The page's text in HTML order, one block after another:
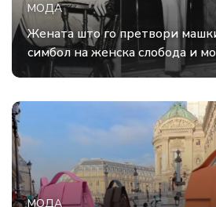
МОДА
Жената што го претвори
симбол на женска слобода и
МОДА